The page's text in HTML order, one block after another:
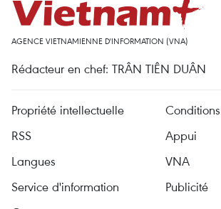
AGENCE VIETNAMIENNE D'INFORMATION (VNA)
Rédacteur en chef: TRÂN TIÊN DUÂN
Propriété intellectuelle
RSS
Appui
Langues
VNA
Service d'information
Publicité